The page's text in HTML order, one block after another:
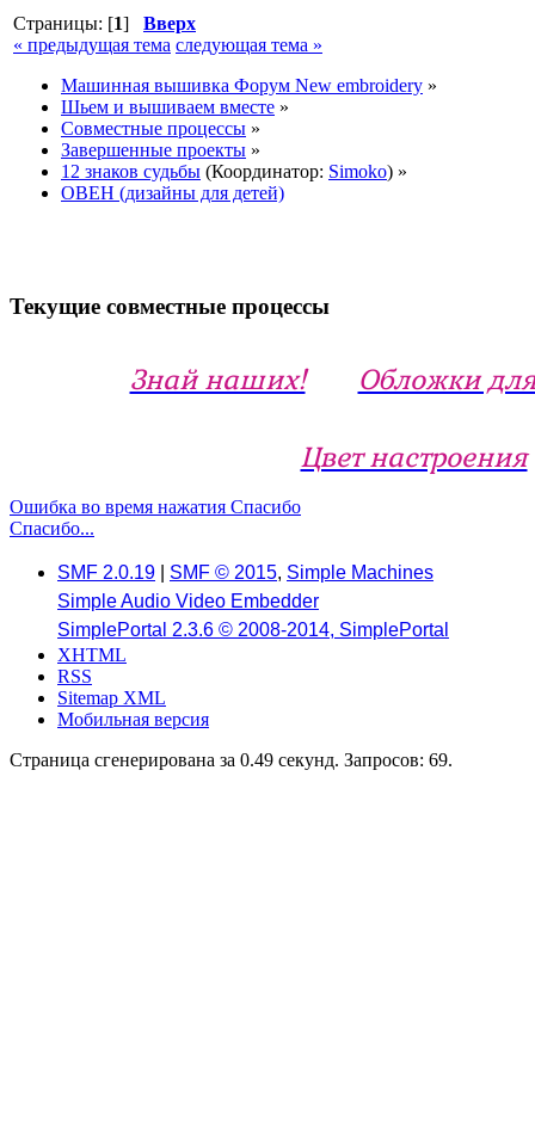
Страницы: [1] Вверх
« предыдущая тема следующая тема »
Машинная вышивка Форум New embroidery »
Шьем и вышиваем вместе »
Совместные процессы »
Завершенные проекты »
12 знаков судьбы (Координатор: Simoko) »
ОВЕН (дизайны для детей)
Текущие совместные процессы
Знай наших! Обложки
Цвет настроения
Ошибка во время нажатия Спасибо
Спасибо...
SMF 2.0.19 SMF © 2015, Simple Machines
Simple Audio Video Embedder
SimplePortal 2.3.6 © 2008-2014, SimplePortal
XHTML
RSS
Sitemap XML
Мобильная версия
Страница сгенерирована за 0.49 секунд. Запросов: 69.